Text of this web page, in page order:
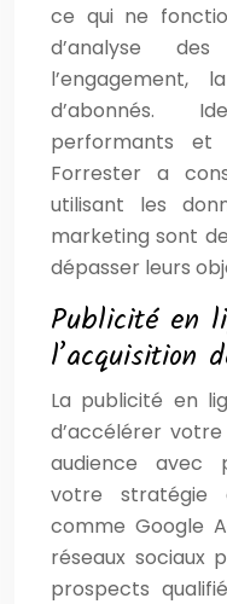
ce qui ne
d’analyse
d’abonnés.
performants et
Forrester a
utilisant les
marketing sont
dépasser leurs
Publicité en
l’acquisition
La publicité en
d’accélérer
audience avec
votre stratégie
comme Google
réseaux sociaux
prospects